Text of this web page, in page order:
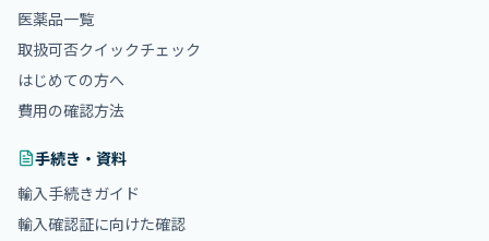
医薬品一覧
取扱可否クイックチェック
はじめての方へ
費用の確認方法
手続き・資料
輸入手続きガイド
輸入確認証に向けた確認